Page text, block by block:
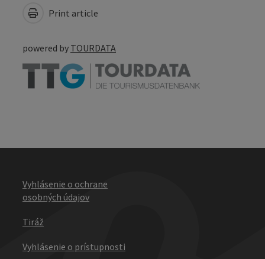
Print article
powered by TOURDATA
Vyhlásenie o ochrane
osobných údajov
Tiráž
Vyhlásenie o prístupnosti